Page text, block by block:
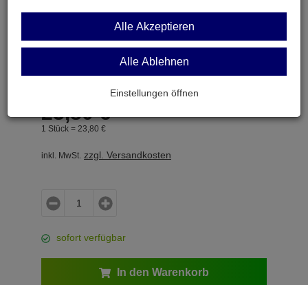
AD694ARZ
Stromwandler 4 ... 20mA SO16
23,80 €
1 Stück = 23, 80 €
inkl. MwSt. zzgl. Versandkosten
sofort verfügbar
In den Warenkorb
Alle Akzeptieren
Alle Ablehnen
Einstellungen öffnen